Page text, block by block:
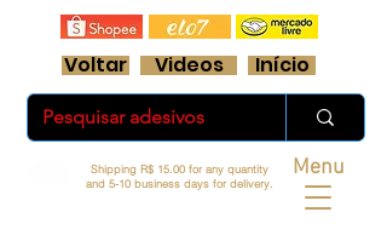
Início
Menu
Shipping R$ 15.00 for any quantity
and 5-10 business days for delivery.
Voltar Videos